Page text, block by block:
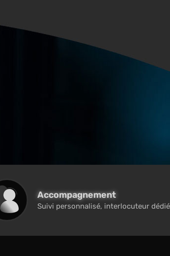
Accompagnement
Suivi personnalisé, interlocuteur dédié